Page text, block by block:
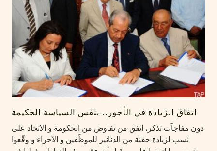
اتفاق الزيادة في الأجور.. بنفس السياسة الحكيمة
دون مفاجآت تذكر، اتفق من تفاوض من الحكومة و الاتحاد على
نسب لزيادة حفنة من الدنانير للموظّفين و الأجراء و وقّعوا